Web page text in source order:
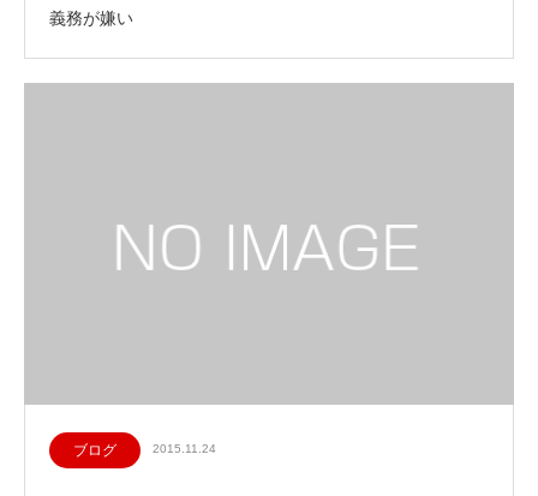
義務が嫌い
ブログ 2015.11.24